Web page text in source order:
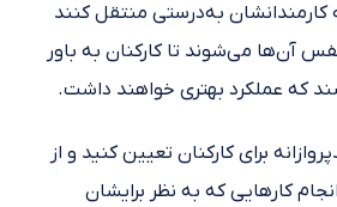
کارمندانشان به‌درستی منتقل کنند
آن‌ها می‌شوند تا کارکنان به باور
که عملکرد بهتری خواهند داشت.
برای کارکنان تعیین کنید و از
کارهایی که به نظر برایشان